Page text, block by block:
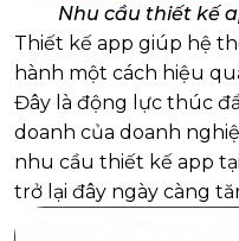
Nhu cầu thiết kế
Thiết kế app giúp hệ
hành một cách hiệu
Đây là động lực thúc
doanh của doanh
nhu cầu thiết kế app
trở lại đây ngày càng